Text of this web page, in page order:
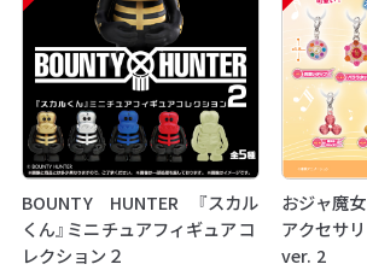
BOUNTY HUNTER 『スカル
くん』ミニチュアフィギュアコ
レクション２
おジャ魔
アクセサ
ver. 2